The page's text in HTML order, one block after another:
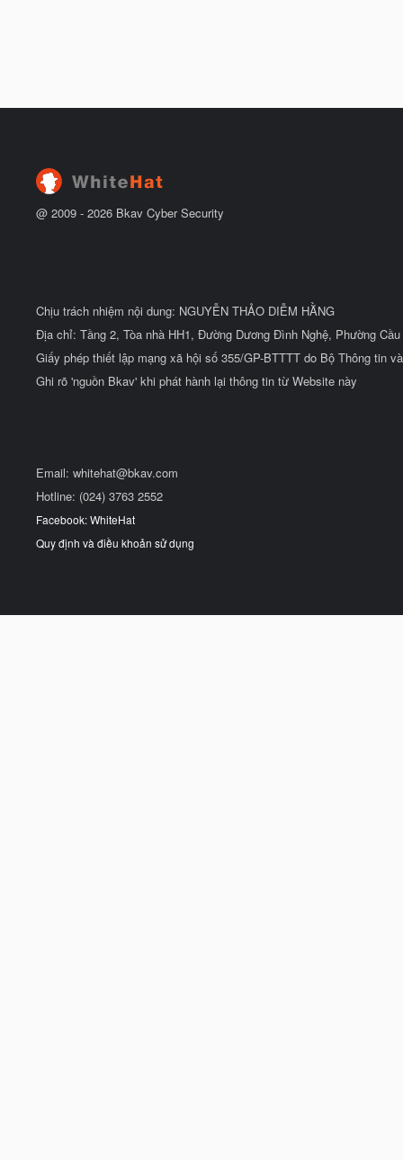
@ 2009 - 2026 Bkav Cyber Security
Chịu trách nhiệm nội dung: NGUYỄN THẢO DIỄM HẰNG
Địa chỉ: Tầng 2, Tòa nhà HH1, Đường Dương Đình Nghệ, Phường
Giấy phép thiết lập mạng xã hội số 355/GP-BTTTT do Bộ Thông tin
Ghi rõ 'nguồn Bkav' khi phát hành lại thông tin từ Website này
Email: whitehat@bkav.com
Hotline: (024) 3763 2552
Facebook: WhiteHat
Quy định và điều khoản sử dụng